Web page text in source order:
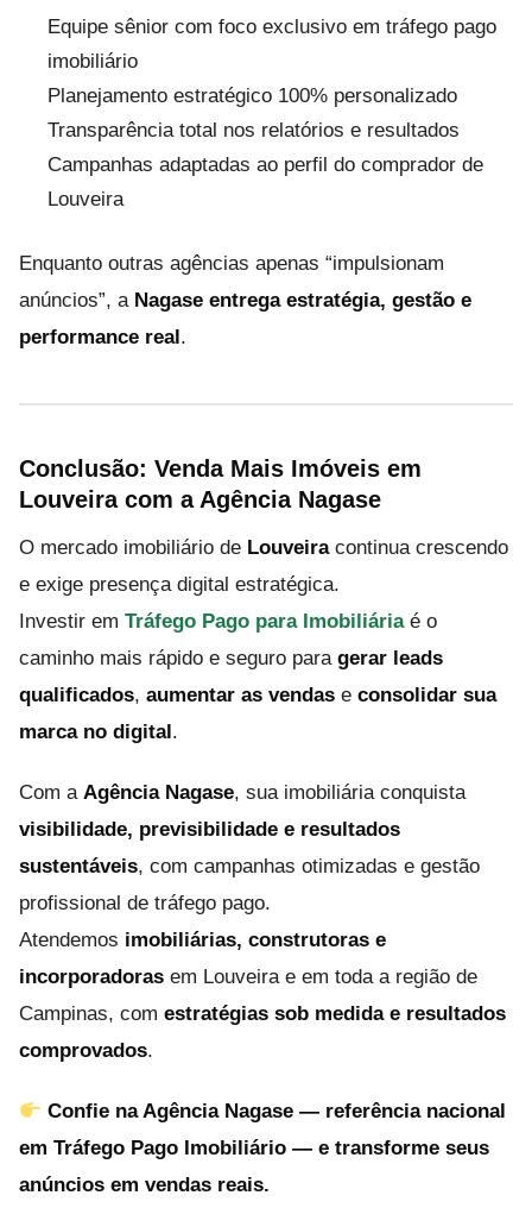
Equipe sênior com foco exclusivo em tráfego pago
imobiliário
Planejamento estratégico 100% personalizado
Transparência total nos relatórios e resultados
Campanhas adaptadas ao perfil do comprador de
Louveira
Enquanto outras agências apenas “impulsionam
anúncios”, a Nagase entrega estratégia, gestão e
performance real.
Conclusão: Venda Mais Imóveis em
Louveira com a Agência Nagase
O mercado imobiliário de Louveiracontinua crescendo
e exige presença digital estratégica.
Investir em Tráfego Pago para Imobiliáriaé o
caminho mais rápido e seguro para gerar leads
qualificados, aumentar as vendas e consolidar sua
marca no digital.
Com a Agência Nagase, sua imobiliária conquista
visibilidade, previsibilidade e resultados
sustentáveis, com campanhas otimizadas e gestão
profissional de tráfego pago.
Atendemos imobiliárias, construtoras e
incorporadoras em Louveira e em toda a região de
Campinas, com estratégias sob medida e resultados
comprovados.
Confie na Agência Nagase — referência nacional
em Tráfego Pago Imobiliário — e transforme seus
anúncios em vendas reais.